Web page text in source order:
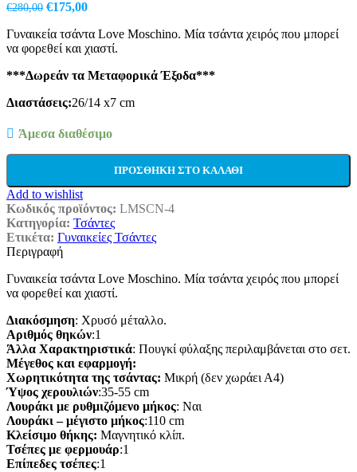
€280,00 Original
was:
€280,00.
€175,00Η
τιμή
είναι:
Γυναικεία τσάντα Love Moschino. Μία τσάντα χειρός που μπορεί
να φορεθεί και χιαστί.
***Δωρεάν τα Μεταφορικά Έξοδα***
Διαστάσεις:26/14 x7 cm
Άμεσα διαθέσιμο
ΠΡΟΣΘΉΚΗ ΣΤΟ ΚΑΛΆΘΙ
Add to wishlist
Κωδικός προϊόντος: LMSCN-4
Κατηγορία: Τσάντες
Ετικέτα: Γυναικείες Τσάντες
Περιγραφή
Γυναικεία τσάντα Love Moschino. Μία τσάντα χειρός που μπορεί
να φορεθεί και χιαστί.
Διακόσμηση: Χρυσό μέταλλο.
Αριθμός θηκών:1
Άλλα Χαρακτηριστικά: Πουγκί φύλαξης περιλαμβάνεται στο σετ.
Μέγεθος και εφαρμογή:
Χωρητικότητα της τσάντας: Μικρή (δεν χωράει Α4)
Ύψος χερουλιών:35-55 cm
Λουράκι με ρυθμιζόμενο μήκος: Ναι
Λουράκι – μέγιστο μήκος:110 cm
Κλείσιμο θήκης: Μαγνητικό κλίπ.
Τσέπες με φερμουάρ:1
Επίπεδες τσέπες:1